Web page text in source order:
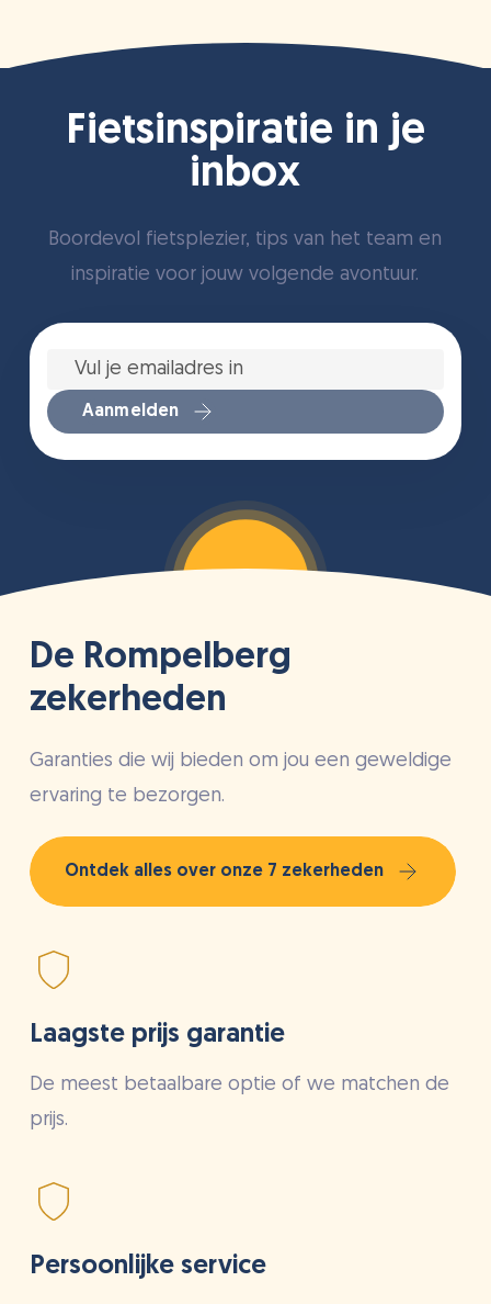
Fietsinspiratie in je
inbox
Boordevol fietsplezier, tips van het team en
inspiratie voor jouw volgende avontuur.
emailadres
in
Aanmelden
De Rompelberg
zekerheden
Garanties die wij bieden om jou een geweldige
ervaring te bezorgen.
Ontdek alles over onze 7 zekerheden
Laagste prijs garantie
De meest betaalbare optie of we matchen de
prijs.
Persoonlijke service